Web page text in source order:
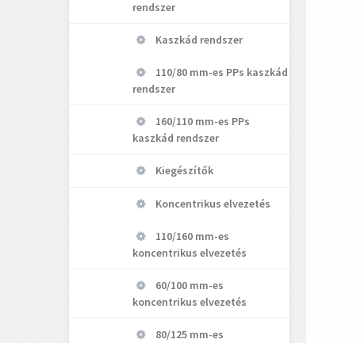
rendszer
Kaszkád rendszer
110/80 mm-es PPs kaszkád
rendszer
160/110 mm-es PPs
kaszkád rendszer
Kiegészítők
Koncentrikus elvezetés
110/160 mm-es
koncentrikus elvezetés
60/100 mm-es
koncentrikus elvezetés
80/125 mm-es